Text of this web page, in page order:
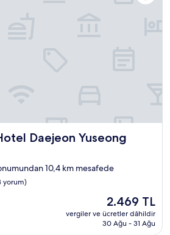
Daejeon Yuseong
Daejeon Yuseong
10,4 km mesafede
yorum)
Güncel
fiyat:
2.469 TL
2.469 TL
vergiler ve ücretler dâhildir
30 Ağu - 31 Ağu